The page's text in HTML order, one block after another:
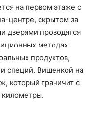
на первом этаже с
центре, скрытом за
дверями проводятся
методах
продуктов,
и специй. Вишенкой на
который граничит с
километры.